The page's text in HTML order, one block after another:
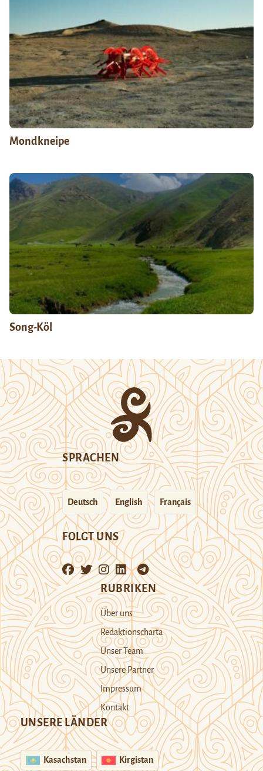
Mondkneipe
Song-Köl
SPRACHEN
Deutsch English Français
FOLGT UNS
RUBRIKEN
Über uns
Redaktionscharta
Unser Team
Unsere Partner
Impressum
Kontakt
UNSERE LÄNDER
Kasachstan Kirgistan